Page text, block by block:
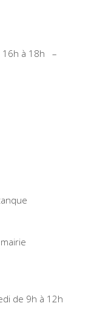
16h à 18h –
de 9h à 12h